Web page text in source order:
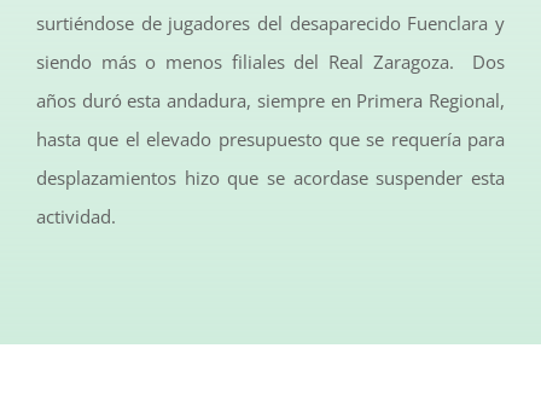
surtiéndose de jugadores del desaparecido Fuenclara y
siendo más o menos filiales del Real Zaragoza. Dos
años duró esta andadura, siempre en Primera Regional,
hasta que el elevado presupuesto que se requería para
desplazamientos hizo que se acordase suspender esta
actividad.